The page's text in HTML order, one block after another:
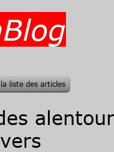
liste des articles